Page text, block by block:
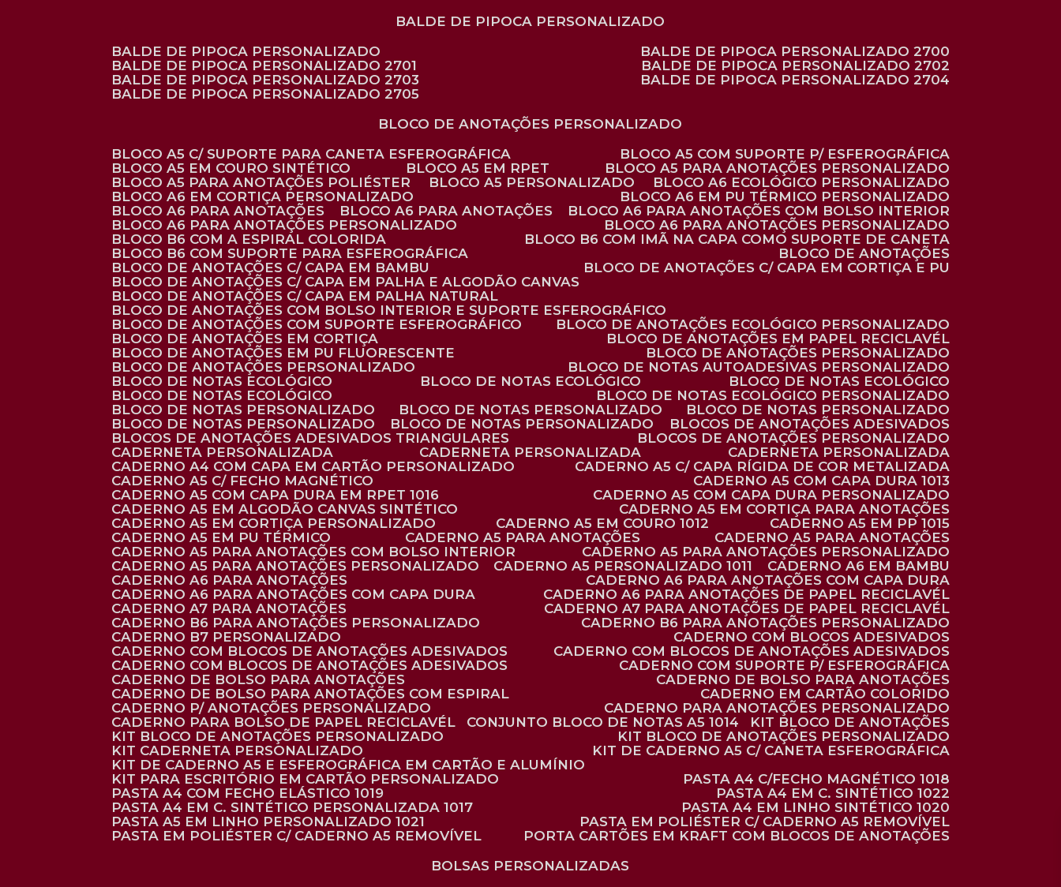
BALDE DE PIPOCA PERSONALIZADO
BALDE DE PIPOCA PERSONALIZADO
BALDE DE PIPOCA PERSONALIZADO 2700
BALDE DE PIPOCA PERSONALIZADO 2701
BALDE DE PIPOCA PERSONALIZADO 2702
BALDE DE PIPOCA PERSONALIZADO 2703
BALDE DE PIPOCA PERSONALIZADO 2704
BALDE DE PIPOCA PERSONALIZADO 2705
BLOCO DE ANOTAÇÕES PERSONALIZADO
BLOCO A5 C/ SUPORTE PARA CANETA ESFEROGRÁFICA
BLOCO A5 COM SUPORTE P/ ESFEROGRÁFICA
BLOCO A5 EM COURO SINTÉTICO
BLOCO A5 EM RPET
BLOCO A5 PARA ANOTAÇÕES PERSONALIZADO
BLOCO A5 PARA ANOTAÇÕES POLIÉSTER
BLOCO A5 PERSONALIZADO
BLOCO A6 ECOLÓGICO PERSONALIZADO
BLOCO A6 EM CORTIÇA PERSONALIZADO
BLOCO A6 EM PU TÉRMICO PERSONALIZADO
BLOCO A6 PARA ANOTAÇÕES
BLOCO A6 PARA ANOTAÇÕES
BLOCO A6 PARA ANOTAÇÕES COM BOLSO INTERIOR
BLOCO A6 PARA ANOTAÇÕES PERSONALIZADO
BLOCO A6 PARA ANOTAÇÕES PERSONALIZADO
BLOCO B6 COM A ESPIRAL COLORIDA
BLOCO B6 COM IMÃ NA CAPA COMO SUPORTE DE CANETA
BLOCO B6 COM SUPORTE PARA ESFEROGRÁFICA
BLOCO DE ANOTAÇÕES
BLOCO DE ANOTAÇÕES C/ CAPA EM BAMBU
BLOCO DE ANOTAÇÕES C/ CAPA EM CORTIÇA E PU
BLOCO DE ANOTAÇÕES C/ CAPA EM PALHA E ALGODÃO CANVAS
BLOCO DE ANOTAÇÕES C/ CAPA EM PALHA NATURAL
BLOCO DE ANOTAÇÕES COM BOLSO INTERIOR E SUPORTE ESFEROGRÁFICO
BLOCO DE ANOTAÇÕES COM SUPORTE ESFEROGRÁFICO
BLOCO DE ANOTAÇÕES ECOLÓGICO PERSONALIZADO
BLOCO DE ANOTAÇÕES EM CORTIÇA
BLOCO DE ANOTAÇÕES EM PAPEL RECICLAVÉL
BLOCO DE ANOTAÇÕES EM PU FLUORESCENTE
BLOCO DE ANOTAÇÕES PERSONALIZADO
BLOCO DE ANOTAÇÕES PERSONALIZADO
BLOCO DE NOTAS AUTOADESIVAS PERSONALIZADO
BLOCO DE NOTAS ECOLÓGICO
BLOCO DE NOTAS ECOLÓGICO
BLOCO DE NOTAS ECOLÓGICO
BLOCO DE NOTAS ECOLÓGICO
BLOCO DE NOTAS ECOLÓGICO PERSONALIZADO
BLOCO DE NOTAS PERSONALIZADO
BLOCO DE NOTAS PERSONALIZADO
BLOCO DE NOTAS PERSONALIZADO
BLOCO DE NOTAS PERSONALIZADO
BLOCO DE NOTAS PERSONALIZADO
BLOCOS DE ANOTAÇÕES ADESIVADOS
BLOCOS DE ANOTAÇÕES ADESIVADOS TRIANGULARES
BLOCOS DE ANOTAÇÕES PERSONALIZADO
CADERNETA PERSONALIZADA
CADERNETA PERSONALIZADA
CADERNETA PERSONALIZADA
CADERNO A4 COM CAPA EM CARTÃO PERSONALIZADO
CADERNO A5 C/ CAPA RÍGIDA DE COR METALIZADA
CADERNO A5 C/ FECHO MAGNÉTICO
CADERNO A5 COM CAPA DURA 1013
CADERNO A5 COM CAPA DURA EM RPET 1016
CADERNO A5 COM CAPA DURA PERSONALIZADO
CADERNO A5 EM ALGODÃO CANVAS SINTÉTICO
CADERNO A5 EM CORTIÇA PARA ANOTAÇÕES
CADERNO A5 EM CORTIÇA PERSONALIZADO
CADERNO A5 EM COURO 1012
CADERNO A5 EM PP 1015
CADERNO A5 EM PU TÉRMICO
CADERNO A5 PARA ANOTAÇÕES
CADERNO A5 PARA ANOTAÇÕES
CADERNO A5 PARA ANOTAÇÕES COM BOLSO INTERIOR
CADERNO A5 PARA ANOTAÇÕES PERSONALIZADO
CADERNO A5 PARA ANOTAÇÕES PERSONALIZADO
CADERNO A5 PERSONALIZADO 1011
CADERNO A6 EM BAMBU
CADERNO A6 PARA ANOTAÇÕES
CADERNO A6 PARA ANOTAÇÕES COM CAPA DURA
CADERNO A6 PARA ANOTAÇÕES COM CAPA DURA
CADERNO A6 PARA ANOTAÇÕES DE PAPEL RECICLAVÉL
CADERNO A7 PARA ANOTAÇÕES
CADERNO A7 PARA ANOTAÇÕES DE PAPEL RECICLAVÉL
CADERNO B6 PARA ANOTAÇÕES PERSONALIZADO
CADERNO B6 PARA ANOTAÇÕES PERSONALIZADO
CADERNO B7 PERSONALIZADO
CADERNO COM BLOCOS ADESIVADOS
CADERNO COM BLOCOS DE ANOTAÇÕES ADESIVADOS
CADERNO COM BLOCOS DE ANOTAÇÕES ADESIVADOS
CADERNO COM BLOCOS DE ANOTAÇÕES ADESIVADOS
CADERNO COM SUPORTE P/ ESFEROGRÁFICA
CADERNO DE BOLSO PARA ANOTAÇÕES
CADERNO DE BOLSO PARA ANOTAÇÕES
CADERNO DE BOLSO PARA ANOTAÇÕES COM ESPIRAL
CADERNO EM CARTÃO COLORIDO
CADERNO P/ ANOTAÇÕES PERSONALIZADO
CADERNO PARA ANOTAÇÕES PERSONALIZADO
CADERNO PARA BOLSO DE PAPEL RECICLAVÉL
CONJUNTO BLOCO DE NOTAS A5 1014
KIT BLOCO DE ANOTAÇÕES
KIT BLOCO DE ANOTAÇÕES PERSONALIZADO
KIT BLOCO DE ANOTAÇÕES PERSONALIZADO
KIT CADERNETA PERSONALIZADO
KIT DE CADERNO A5 C/ CANETA ESFEROGRÁFICA
KIT DE CADERNO A5 E ESFEROGRÁFICA EM CARTÃO E ALUMÍNIO
KIT PARA ESCRITÓRIO EM CARTÃO PERSONALIZADO
PASTA A4 C/FECHO MAGNÉTICO 1018
PASTA A4 COM FECHO ELÁSTICO 1019
PASTA A4 EM C. SINTÉTICO 1022
PASTA A4 EM C. SINTÉTICO PERSONALIZADA 1017
PASTA A4 EM LINHO SINTÉTICO 1020
PASTA A5 EM LINHO PERSONALIZADO 1021
PASTA EM POLIÉSTER C/ CADERNO A5 REMOVÍVEL
PASTA EM POLIÉSTER C/ CADERNO A5 REMOVÍVEL
PORTA CARTÕES EM KRAFT COM BLOCOS DE ANOTAÇÕES
BOLSAS PERSONALIZADAS